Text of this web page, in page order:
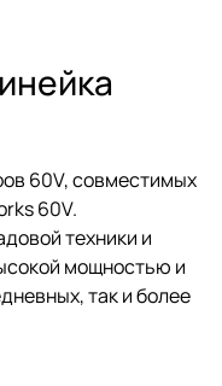
60V, совместимых
60V.
техники и
мощностью и
так и более